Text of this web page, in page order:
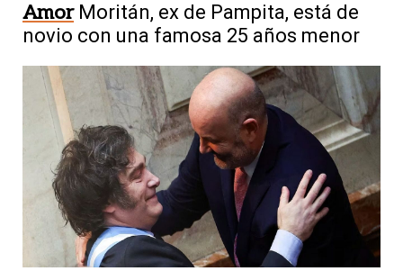
Amor Moritán, ex de Pampita, está de
novio con una famosa 25 años menor